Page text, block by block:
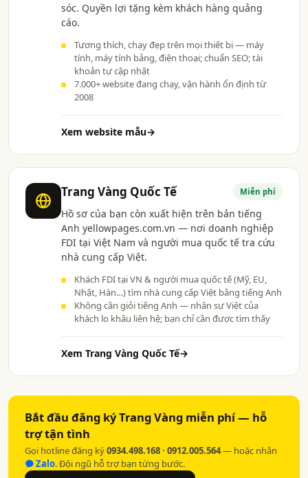
sóc. Quyền lợi tặng kèm khách hàng quảng
cáo.
Tương thích, chạy đẹp trên mọi thiết bị — máy
tính, máy tính bảng, điện thoại; chuẩn SEO; tài
khoản tự cập nhật
7.000+ website đang chạy, vận hành ổn định từ
2008
Xem website mẫu→
Trang Vàng Quốc Tế Miễn phí
Hồ sơ của bạn còn xuất hiện trên bản tiếng
Anh yellowpages.com.vn — nơi doanh nghiệp
FDI tại Việt Nam và người mua quốc tế tra cứu
nhà cung cấp Việt.
Khách FDI tại VN & người mua quốc tế (Mỹ, EU,
Nhật, Hàn…) tìm nhà cung cấp Việt bằng tiếng Anh
Không cần giỏi tiếng Anh — nhân sự Việt của
khách lo khâu liên hệ; bạn chỉ cần được tìm thấy
Xem Trang Vàng Quốc Tế→
Bắt đầu đăng ký Trang Vàng miễn phí — hỗ
trợ tận tình
Gọi hotline đăng ký0934.498.168 · 0912.005.564— hoặc nhắn
Zalo. Đội ngũ hỗ trợ bạn từng bước.